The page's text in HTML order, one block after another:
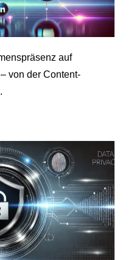
auf
von der Content-